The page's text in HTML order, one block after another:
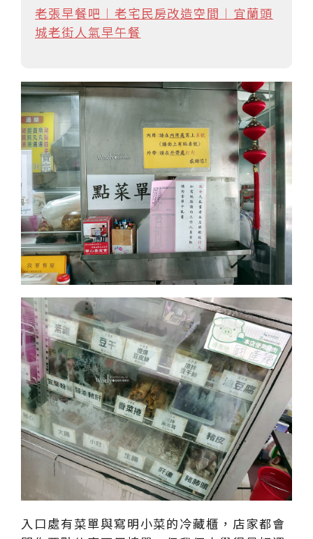
老張早餐吧︱老宅民房改造空間︱宜蘭頭
城老街人氣早午餐
入口處有菜單與寫明小菜的冷藏櫃，店家都會